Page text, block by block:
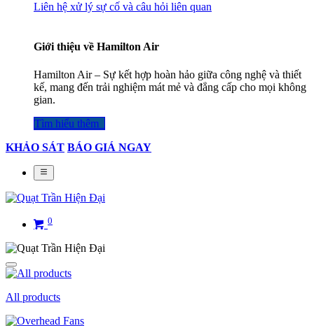
Liên hệ xử lý sự cố và câu hỏi liên quan
Giới thiệu về Hamilton Air
Hamilton Air – Sự kết hợp hoàn hảo giữa công nghệ và thiết
kế, mang đến trải nghiệm mát mẻ và đẳng cấp cho mọi không
gian.
Tìm hiểu thêm​​​​​​​​
KHẢO SÁT BÁO GIÁ NGAY
0
All products